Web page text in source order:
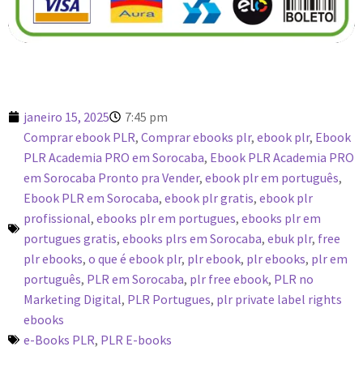
janeiro 15, 2025
7:45 pm
Comprar ebook PLR, Comprar ebooks plr, ebook plr, Ebook
PLR Academia PRO em Sorocaba, Ebook PLR Academia PRO
em Sorocaba Pronto pra Vender, ebook plr em português,
Ebook PLR em Sorocaba, ebook plr gratis, ebook plr
profissional, ebooks plr em portugues, ebooks plr em
portugues gratis, ebooks plrs em Sorocaba, ebuk plr, free
plr ebooks, o que é ebook plr, plr ebook, plr ebooks, plr em
português, PLR em Sorocaba, plr free ebook, PLR no
Marketing Digital, PLR Portugues, plr private label rights
ebooks
e-Books PLR, PLR E-books